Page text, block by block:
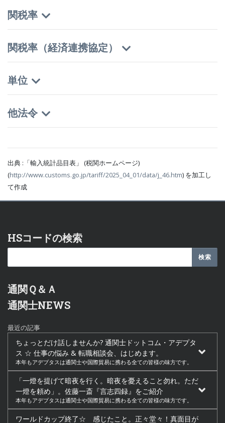
関税率
関税率（経済連携協定）
単位
他法令
出典 :「輸入統計品目表」 (税関ホームページ)
(http://www.customs.go.jp/tariff/2025_04_01/data/j_46.htm) を加工し
て作成
HSコードの検索
通関Ｑ＆Ａ
通関士NEWS
最近の記事
ちょっとだけ話しませんか? 通関士ドットコム・アデプタ
ス ☆ 仕事の悩み & 転職相談会、はじめます。
本年もアデプタスは通関士や国際貿易に携わる全ての皆様の味方です。
「一燈を提げて暗夜を行く。暗夜を憂えること勿れ。ただ
一燈を頼め」。佐藤一斎『言志四録』をご紹介
本年もアデプタスは通関士や国際貿易に携わる全ての皆様の味方です。
ワールドカップ終了☆ 感じたこと。正々堂々！真面目が